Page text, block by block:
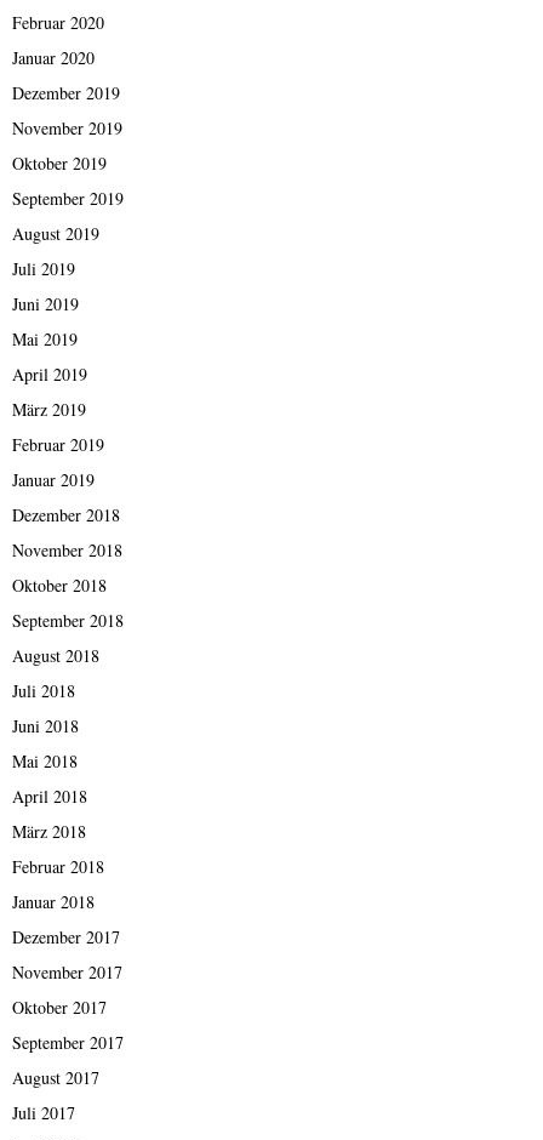
Februar 2020
Januar 2020
Dezember 2019
November 2019
Oktober 2019
September 2019
August 2019
Juli 2019
Juni 2019
Mai 2019
April 2019
März 2019
Februar 2019
Januar 2019
Dezember 2018
November 2018
Oktober 2018
September 2018
August 2018
Juli 2018
Juni 2018
Mai 2018
April 2018
März 2018
Februar 2018
Januar 2018
Dezember 2017
November 2017
Oktober 2017
September 2017
August 2017
Juli 2017